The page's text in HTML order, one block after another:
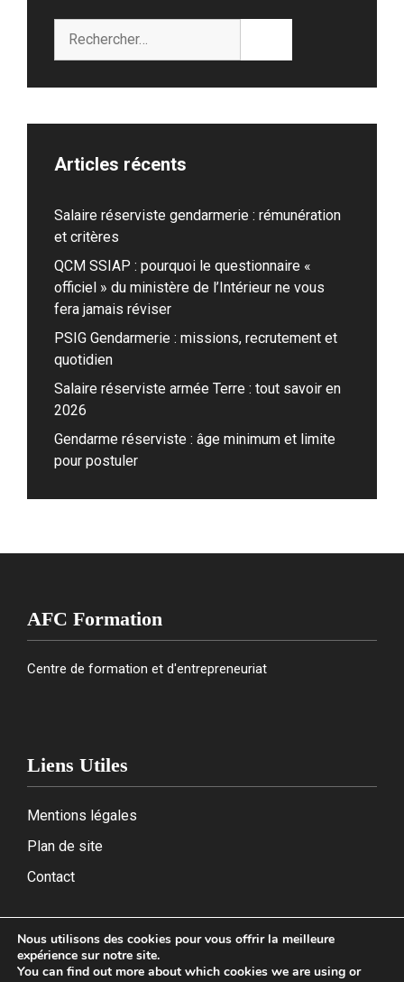
Articles récents
Salaire réserviste gendarmerie : rémunération
et critères
QCM SSIAP : pourquoi le questionnaire «
officiel » du ministère de l’Intérieur ne vous
fera jamais réviser
PSIG Gendarmerie : missions, recrutement et
quotidien
Salaire réserviste armée Terre : tout savoir en
2026
Gendarme réserviste : âge minimum et limite
pour postuler
AFC Formation
Centre de formation et d'entrepreneuriat
Liens Utiles
Mentions légales
Plan de site
Contact
2026
Nous utilisons des cookies pour vous offrir la meilleure
expérience sur notre site.
You can find out more about which cookies we are using or